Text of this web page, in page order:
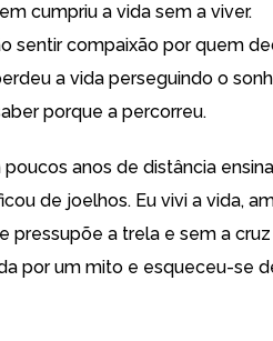
cumpriu a vida sem a viver.
sentir compaixão por quem
a vida perseguindo o
porque a percorreu.
anos de distância
de joelhos. Eu vivi a vida,
pressupõe a trela e sem a
por um mito e esqueceu-se